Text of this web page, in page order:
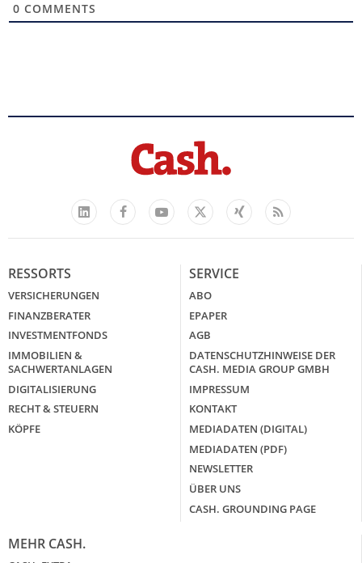
0 COMMENTS
LinkedIn
FacebookYouTube
X
Xing Feed
RESSORTS
VERSICHERUNGEN
FINANZBERATER
INVESTMENTFONDS
IMMOBILIEN &
SACHWERTANLAGEN
DIGITALISIERUNG
RECHT & STEUERN
KÖPFE
SERVICE
ABO
EPAPER
AGB
DATENSCHUTZHINWEISE DER
CASH. MEDIA GROUP GMBH
IMPRESSUM
KONTAKT
MEDIADATEN (DIGITAL)
MEDIADATEN (PDF)
NEWSLETTER
ÜBER UNS
CASH. GROUNDING PAGE
MEHR CASH.